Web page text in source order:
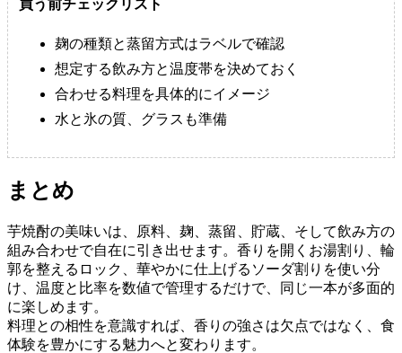
買う前チェックリスト
麹の種類と蒸留方式はラベルで確認
想定する飲み方と温度帯を決めておく
合わせる料理を具体的にイメージ
水と氷の質、グラスも準備
まとめ
芋焼酎の美味いは、原料、麹、蒸留、貯蔵、そして飲み方の
組み合わせで自在に引き出せます。香りを開くお湯割り、輪
郭を整えるロック、華やかに仕上げるソーダ割りを使い分
け、温度と比率を数値で管理するだけで、同じ一本が多面的
に楽しめます。
料理との相性を意識すれば、香りの強さは欠点ではなく、食
体験を豊かにする魅力へと変わります。